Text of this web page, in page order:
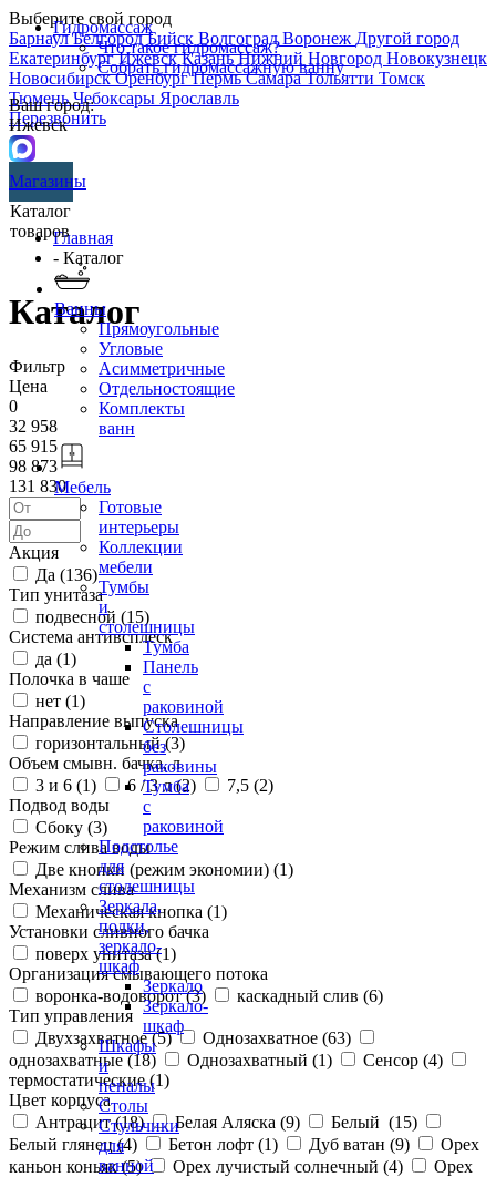
Выберите свой город
БарнаулБелгородБийск ВолгоградВоронеж Другой город
ЕкатеринбургИжевскКазаньНижний Новгород Новокузнецк
НовосибирскОренбургПермьСамараТольятти Томск
ТюменьЧебоксары Ярославль
Перезвонить
Гидромассаж
Что такое гидромассаж?
Собрать гидромассажную ванну
Ваш город:
Ижевск
Магазины
Каталог
товаров
Ванны
Прямоугольные
Угловые
Асимметричные
Отдельностоящие
Комплекты
ванн
Мебель
Готовые
интерьеры
Коллекции
мебели
Тумбы
и
столешницы
Тумба
Панель
с
раковиной
Столешницы
без
раковины
Тумба
с
раковиной
Подстолье
для
столешницы
Зеркала,
полки,
зеркало-
шкаф
Зеркало
Зеркало-
шкаф
Шкафы
и
пеналы
Столы
Стульчики
для
ванной
Главная
- Каталог
Каталог
Фильтр
Цена
0
32 958
65 915
98 873
131 830
Акция
Да (136)
Тип унитаза
подвесной (15)
Система антивсплеск
да (1)
Полочка в чаше
нет (1)
Направление выпуска
горизонтальный (3)
Объем смывн. бачка, л
3 и 6 (1) 6 / 3 л (2) 7,5 (2)
Подвод воды
Сбоку (3)
Режим слива воды
Две кнопки (режим экономии) (1)
Механизм слива
Механическая кнопка (1)
Установки сливного бачка
поверх унитаза (1)
Организация смывающего потока
воронка-водоворот (3) каскадный слив (6)
Тип управления
Двухзахватное (5) Однозахватное (63)
однозахватные (18) Однозахватный (1) Сенсор (4)
термостатические (1)
Цвет корпуса
Антрацит (18) Белая Аляска (9) Белый (15)
Белый глянец (4) Бетон лофт (1) Дуб ватан (9)
Орех
каньон коньяк (5) Орех лучистый солнечный (4)
Орех